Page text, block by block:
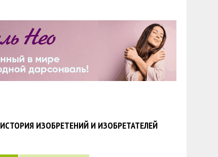
ИСТОРИЯ ИЗОБРЕТЕНИЙ И ИЗОБРЕТАТЕЛЕЙ